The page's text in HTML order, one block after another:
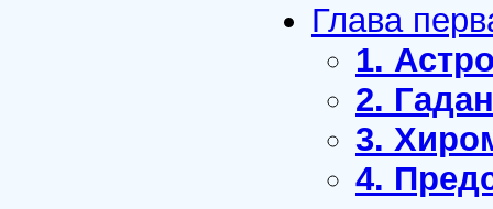
Глава
1.
2.
3.
4.